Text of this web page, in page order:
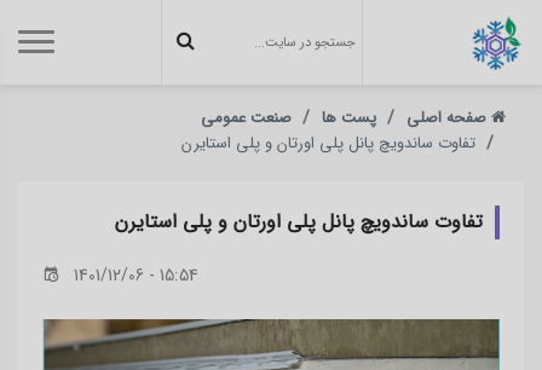
صفحه اصلی پست ها
صنعت عمومی
تفاوت ساندویچ پانل پلی‌ اورتان و پلی استایرن
تفاوت ساندویچ پانل پلی‌ اورتان و پلی استایرن
1401/12/06 - 15:54